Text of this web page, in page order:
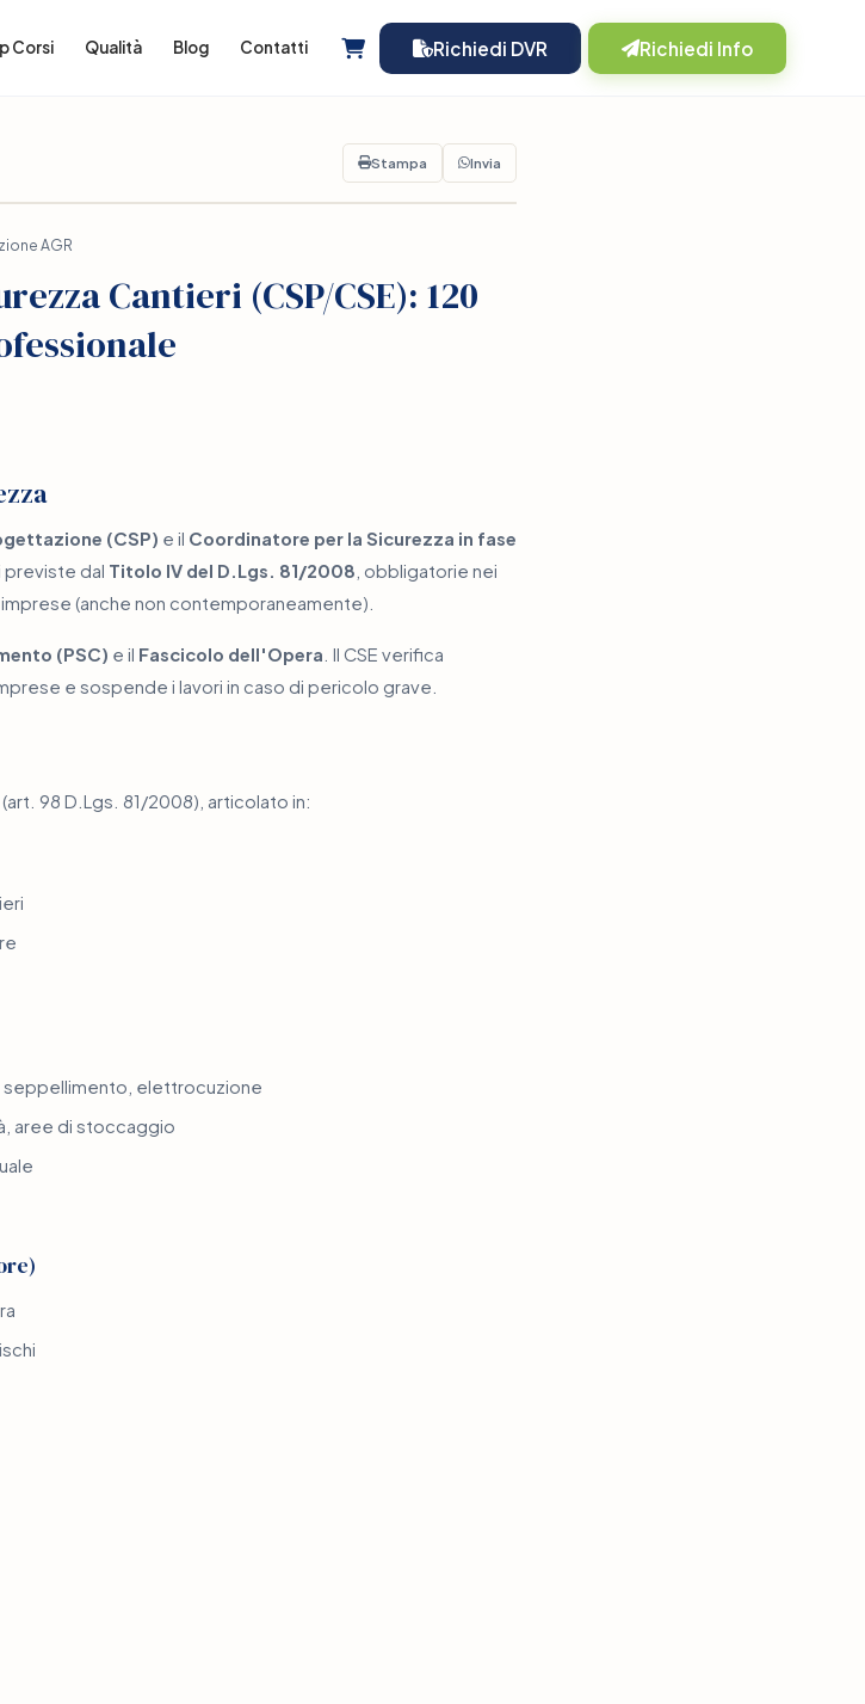
Corsi Qualità Blog Contatti Richiedi DVR Richiedi Info
Stampa Invia
AGR
Cantieri (CSP/CSE): 120
(CSP) e il Coordinatore per la Sicurezza in fase
dal Titolo IV del D.Lgs. 81/2008 , obbligatorie nei
(anche non contemporaneamente).
(PSC) e il Fascicolo dell'Opera . Il CSE verifica
e sospende i lavori in caso di pericolo grave.
(art. 98 D.Lgs. 81/2008), articolato in:
seppellimento, elettrocuzione
aree di stoccaggio